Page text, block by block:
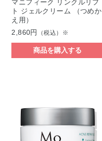
マニフィーク リンクルリフ
ト ジェルクリーム （つめか
え用）
2,860円
（税込）※
商品を購入する